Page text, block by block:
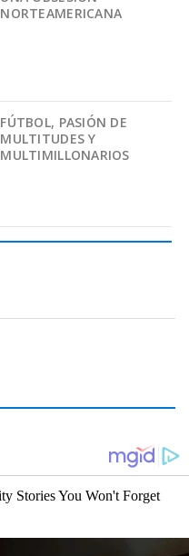
NORTEAMERICANA
FÚTBOL, PASIÓN DE
MULTITUDES Y
MULTIMILLONARIOS